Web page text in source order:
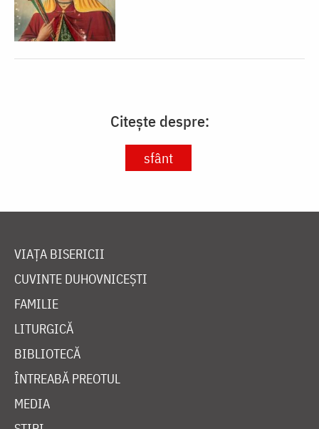
Citește despre:
sfânt
VIAȚA BISERICII
CUVINTE DUHOVNICEȘTI
FAMILIE
LITURGICĂ
BIBLIOTECĂ
ÎNTREABĂ PREOTUL
MEDIA